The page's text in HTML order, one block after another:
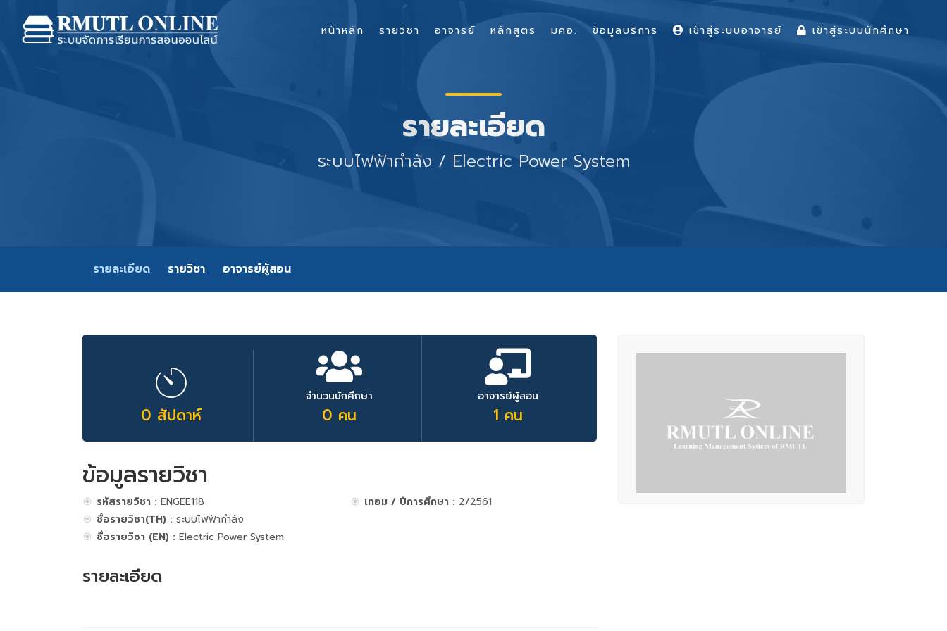
รายละเอียด
ระบบไฟฟ้ากำลัง / Electric Power System
รายละเอียด รายวิชา อาจารย์ผู้สอน
0 สัปดาห์
จำนวนนักศึกษา
0 คน
อาจารย์ผู้สอน
1 คน
ข้อมูลรายวิชา
รหัสรายวิชา : ENGEE118
ชื่อรายวิชา(TH) : ระบบไฟฟ้ากำลัง
ชื่อรายวิชา (EN) : Electric Power System
เทอม / ปีการศึกษา : 2/2561
รายละเอียด
หน้าหลัก รายวิชา อาจารย์ หลักสูตร มคอ. ข้อมูลบริการ เข้าสู่ระบบอาจารย์ เข้าสู่ระบบนักศึกษา